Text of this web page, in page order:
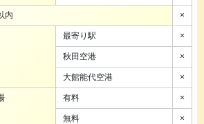
内 ×
最寄り駅 ×
秋田空港 ×
大館能代空港 ×
有料 ×
無料 ×